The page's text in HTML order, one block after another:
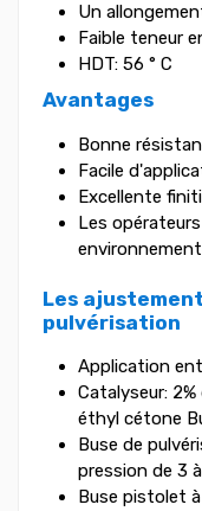
Un
Faible teneur
HDT: 56 ° C
Avantages
Bonne
Facile
Excellente
Les
Les
pulvérisation
Application
Catalyseur:
éthyl cétone
Buse de
pression de 3
Buse pistolet